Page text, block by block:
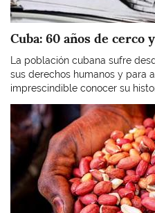
Cuba: 60 años de cerco
La población cubana sufre
sus derechos humanos y para
imprescindible conocer su
Imagen